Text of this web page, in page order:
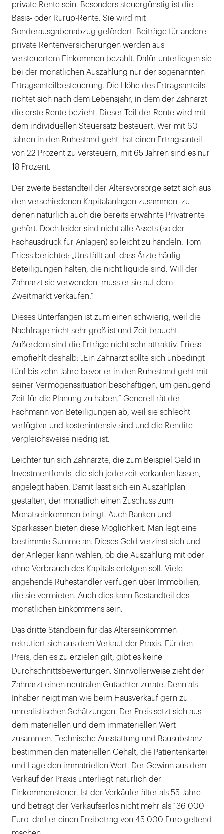
private Rente sein. Besonders steuergünstig ist die
Basis- oder Rürup-Rente. Sie wird mit
Sonderausgabenabzug gefördert. Beiträge für andere
private Rentenversicherungen werden aus
versteuertem Einkommen bezahlt. Dafür unterliegen sie
bei der monatlichen Auszahlung nur der sogenannten
Ertragsanteilbesteuerung. Die Höhe des Ertragsanteils
richtet sich nach dem Lebensjahr, in dem der Zahnarzt
die erste Rente bezieht. Dieser Teil der Rente wird mit
dem individuellen Steuersatz besteuert. Wer mit 60
Jahren in den Ruhestand geht, hat einen Ertragsanteil
von 22 Prozent zu versteuern, mit 65 Jahren sind es nur
18 Prozent.
Der zweite Bestandteil der Altersvorsorge setzt sich aus
den verschiedenen Kapitalanlagen zusammen, zu
denen natürlich auch die bereits erwähnte Privatrente
gehört. Doch leider sind nicht alle Assets (so der
Fachausdruck für Anlagen) so leicht zu händeln. Tom
Friess berichtet: „Uns fällt auf, dass Ärzte häufig
Beteiligungen halten, die nicht liquide sind. Will der
Zahnarzt sie verwenden, muss er sie auf dem
Zweitmarkt verkaufen.“
Dieses Unterfangen ist zum einen schwierig, weil die
Nachfrage nicht sehr groß ist und Zeit braucht.
Außerdem sind die Erträge nicht sehr attraktiv. Friess
empfiehlt deshalb: „Ein Zahnarzt sollte sich unbedingt
fünf bis zehn Jahre bevor er in den Ruhestand geht mit
seiner Vermögenssituation beschäftigen, um genügend
Zeit für die Planung zu haben.“ Generell rät der
Fachmann von Beteiligungen ab, weil sie schlecht
verfügbar und kostenintensiv sind und die Rendite
vergleichsweise niedrig ist.
Leichter tun sich Zahnärzte, die zum Beispiel Geld in
Investmentfonds, die sich jederzeit verkaufen lassen,
angelegt haben. Damit lässt sich ein Auszahlplan
gestalten, der monatlich einen Zuschuss zum
Monatseinkommen bringt. Auch Banken und
Sparkassen bieten diese Möglichkeit. Man legt eine
bestimmte Summe an. Dieses Geld verzinst sich und
der Anleger kann wählen, ob die Auszahlung mit oder
ohne Verbrauch des Kapitals erfolgen soll. Viele
angehende Ruheständler verfügen über Immobilien,
die sie vermieten. Auch dies kann Bestandteil des
monatlichen Einkommens sein.
Das dritte Standbein für das Alterseinkommen
rekrutiert sich aus dem Verkauf der Praxis. Für den
Preis, den es zu erzielen gilt, gibt es keine
Durchschnittsbewertungen. Sinnvollerweise zieht der
Zahnarzt einen neutralen Gutachter zurate. Denn als
Inhaber neigt man wie beim Hausverkauf gern zu
unrealistischen Schätzungen. Der Preis setzt sich aus
dem materiellen und dem immateriellen Wert
zusammen. Technische Ausstattung und Bausubstanz
bestimmen den materiellen Gehalt, die Patientenkartei
und Lage den immatriellen Wert. Der Gewinn aus dem
Verkauf der Praxis unterliegt natürlich der
Einkommensteuer. Ist der Verkäufer älter als 55 Jahre
und beträgt der Verkaufserlös nicht mehr als 136 000
Euro, darf er einen Freibetrag von 45 000 Euro geltend